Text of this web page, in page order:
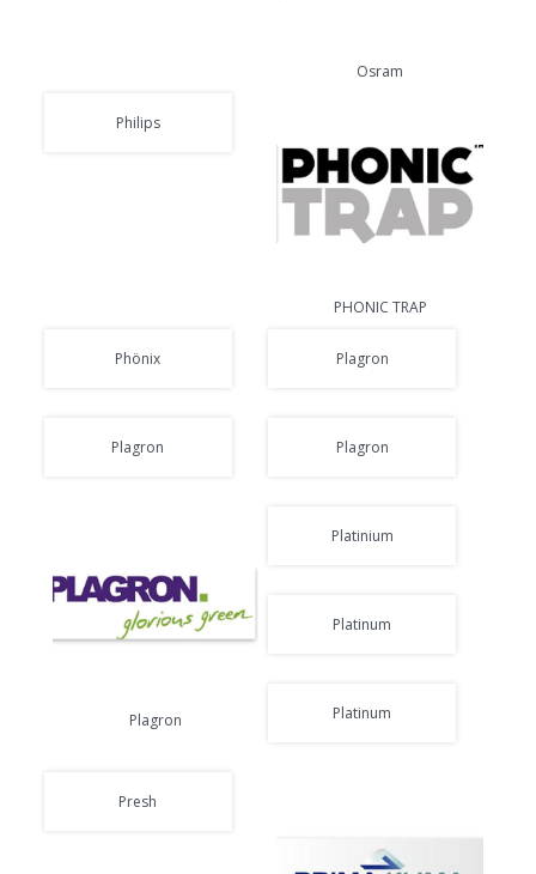
Osram
Philips
PHONIC TRAP
Phönix Plagron
Plagron Plagron
Plagron
Platinium
Platinum
Platinum
Presh